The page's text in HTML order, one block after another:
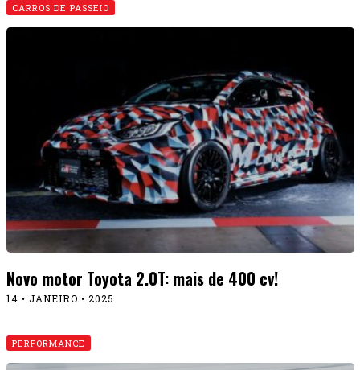
CARROS DE PASSEIO
Novo motor Toyota 2.0T: mais de 400 cv!
14 • JANEIRO • 2025
PERFORMANCE